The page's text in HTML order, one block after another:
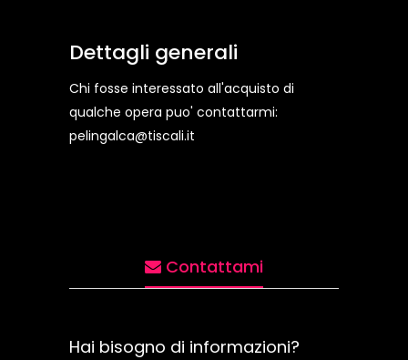
Dettagli generali
Chi fosse interessato all'acquisto di
qualche opera puo' contattarmi:
pelingalca@tiscali.it
Contattami
Hai bisogno di informazioni?